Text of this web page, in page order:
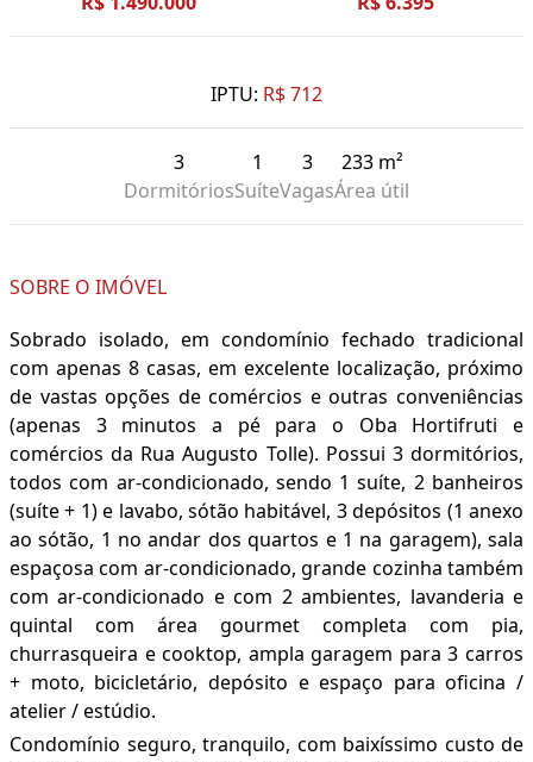
IPTU: R$ 712
3
Dormitórios
1
Suíte
3
Vagas
233 m²
Área útil
SOBRE O IMÓVEL
Sobrado isolado, em condomínio fechado tradicional
com apenas 8 casas, em excelente localização, próximo
de vastas opções de comércios e outras conveniências
(apenas 3 minutos a pé para o Oba Hortifruti e
comércios da Rua Augusto Tolle). Possui 3 dormitórios,
todos com ar-condicionado, sendo 1 suíte, 2 banheiros
(suíte + 1) e lavabo, sótão habitável, 3 depósitos (1 anexo
ao sótão, 1 no andar dos quartos e 1 na garagem), sala
espaçosa com ar-condicionado, grande cozinha também
com ar-condicionado e com 2 ambientes, lavanderia e
quintal com área gourmet completa com pia,
churrasqueira e cooktop, ampla garagem para 3 carros
+ moto, bicicletário, depósito e espaço para oficina /
atelier / estúdio.
Condomínio seguro, tranquilo, com baixíssimo custo de